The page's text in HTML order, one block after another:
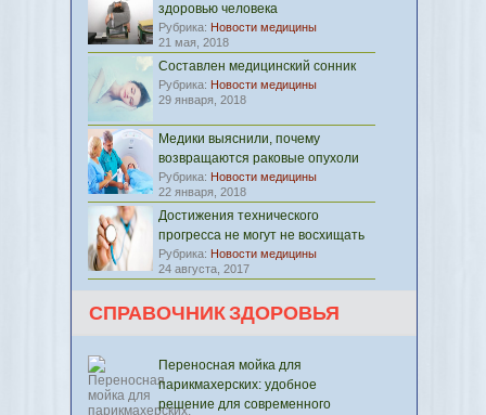
здоровью человека
Рубрика: Новости медицины
21 мая, 2018
Составлен медицинский сонник
Рубрика: Новости медицины
29 января, 2018
Медики выяснили, почему
возвращаются раковые опухоли
Рубрика: Новости медицины
22 января, 2018
Достижения технического
прогресса не могут не восхищать
Рубрика: Новости медицины
24 августа, 2017
СПРАВОЧНИК ЗДОРОВЬЯ
Переносная мойка для
парикмахерских: удобное
решение для современного